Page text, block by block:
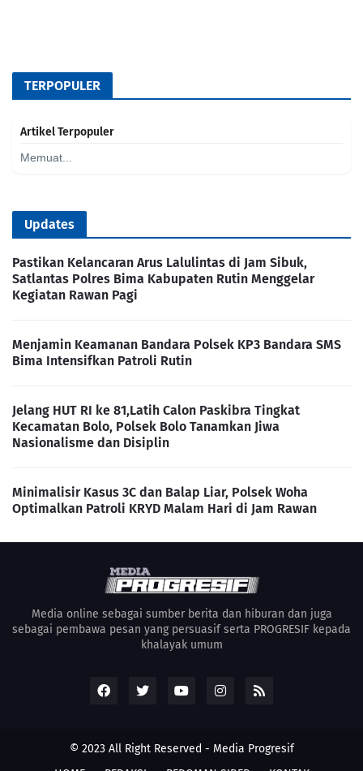
TERPOPULER
Artikel Terpopuler
Memuat...
Updates
Pastikan Kelancaran Arus Lalulintas di Jam Sibuk,
Satlantas Polres Bima Kabupaten Rutin Menggelar
Kegiatan Rawan Pagi
Menjamin Keamanan Bandara Polsek KP3 Bandara SMS
Bima Intensifkan Patroli Rutin
Jelang HUT RI ke 81,Latih Calon Paskibra Tingkat
Kecamatan Bolo, Polsek Bolo Tanamkan Jiwa
Nasionalisme dan Disiplin
Minimalisir Kasus 3C dan Balap Liar, Polsek Woha
Optimalkan Patroli KRYD Malam Hari di Jam Rawan
Media online sebagai sumber berita dan hiburan dan juga
sebagai pembawa pesan yang persuasif serta PROGRESIF kepada
khalayak umum
© 2023 All Right Reserved - Media Progresif